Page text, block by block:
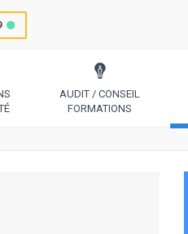
AUDIT / CONSEIL
FORMATIONS